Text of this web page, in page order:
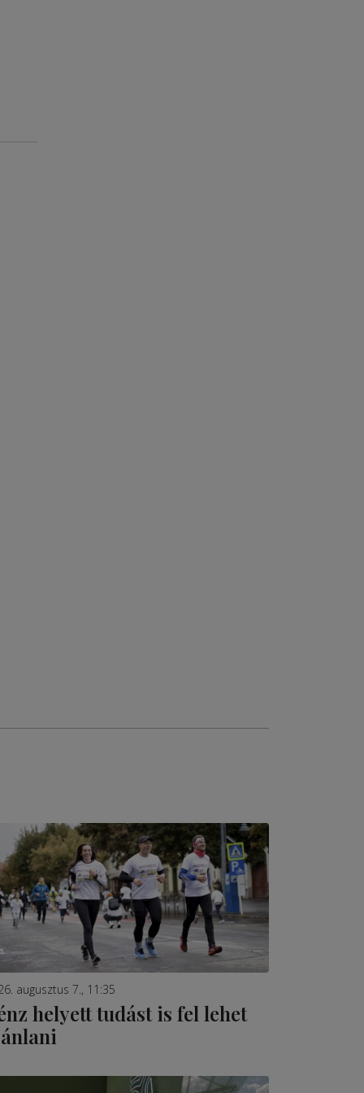
augusztus 7., 11:35
helyett tudást is fel lehet